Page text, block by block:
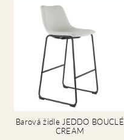
Barová židle JEDDO BOUCLÉ
CREAM